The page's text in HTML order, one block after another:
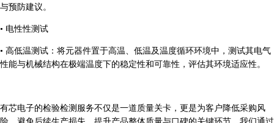
与预防建议。
• 电性性测试
• 高低温测试：将元器件置于高温、低温及温度循环环境中，测试其电气
性能与机械结构在极端温度下的稳定性和可靠性，评估其环境适应性。
有芯电子的检验检测服务不仅是一道质量关卡，更是为客户降低采购风